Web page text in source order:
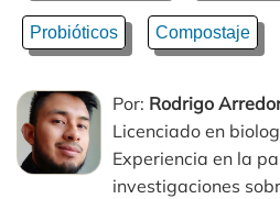
Probióticos Compostaje
Por: Rodrigo
Licenciado en
Experiencia en la
investigaciones